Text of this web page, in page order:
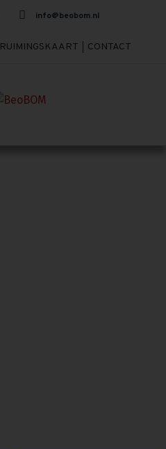
info@beobom.nl
RUIMINGSKAART CONTACT